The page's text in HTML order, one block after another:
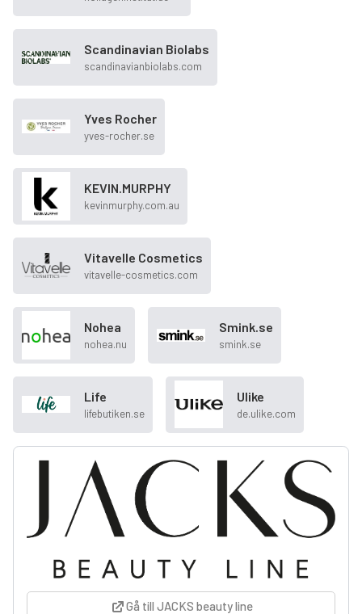
Scandinavian Biolabs
scandinavianbiolabs.com
Yves Rocher
yves-rocher.se
KEVIN.MURPHY
kevinmurphy.com.au
Vitavelle Cosmetics
vitavelle-cosmetics.com
Nohea
nohea.nu
Smink.se
smink.se
Life
lifebutiken.se
Ulike
de.ulike.com
Gå till JACKS beauty line